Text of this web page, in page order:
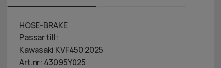
HOSE-BRAKE
Passar till:
Kawasaki KVF450 2025
Art.nr: 43095Y025